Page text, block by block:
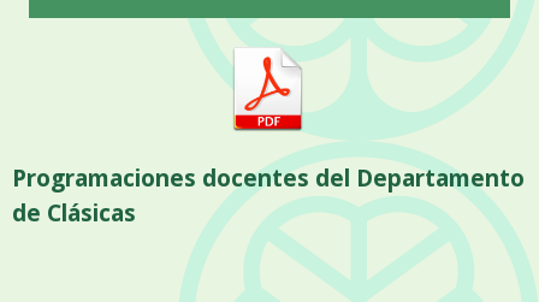
Programaciones docentes del Departamento
de Clásicas